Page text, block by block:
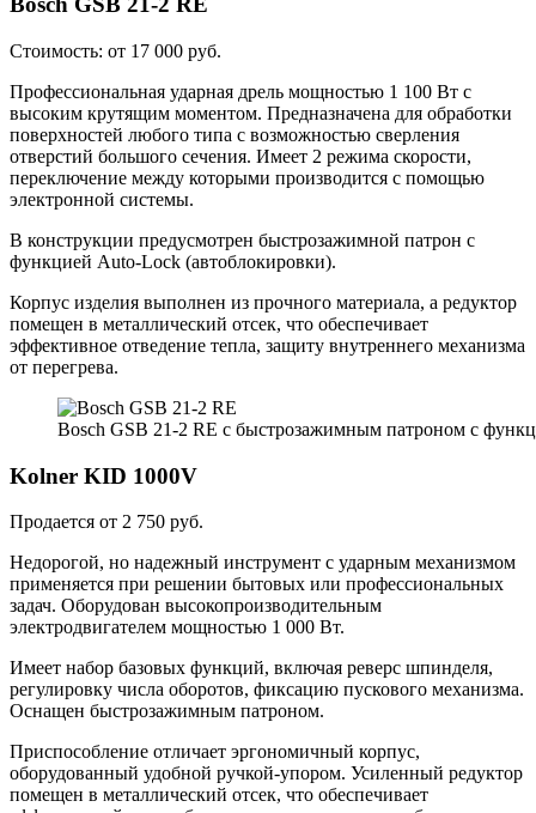
Стоимость: от 17 000 руб.
Профессиональная ударная дрель мощностью 1 100 Вт с
высоким крутящим моментом. Предназначена для обработки
поверхностей любого типа с возможностью сверления
отверстий большого сечения. Имеет 2 режима скорости,
переключение между которыми производится с помощью
электронной системы.
В конструкции предусмотрен быстрозажимной патрон с
функцией Auto-Lock (автоблокировки).
Корпус изделия выполнен из прочного материала, а редуктор
помещен в металлический отсек, что обеспечивает
эффективное отведение тепла, защиту внутреннего механизма
от перегрева.
Bosch GSB 21-2 RE с быстрозажимным патроном с
Kolner KID 1000V
Продается от 2 750 руб.
Недорогой, но надежный инструмент с ударным механизмом
применяется при решении бытовых или профессиональных
задач. Оборудован высокопроизводительным
электродвигателем мощностью 1 000 Вт.
Имеет набор базовых функций, включая реверс шпинделя,
регулировку числа оборотов, фиксацию пускового механизма.
Оснащен быстрозажимным патроном.
Приспособление отличает эргономичный корпус,
оборудованный удобной ручкой-упором. Усиленный редуктор
помещен в металлический отсек, что обеспечивает